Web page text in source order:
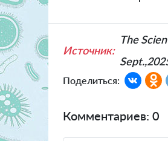
Источник:
The
Поделиться:
Комментариев: 0